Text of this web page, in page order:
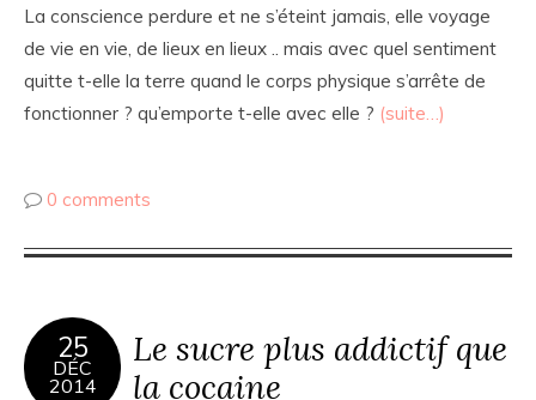
La conscience perdure et ne s’éteint jamais, elle voyage
de vie en vie, de lieux en lieux .. mais avec quel sentiment
quitte t-elle la terre quand le corps physique s’arrête de
fonctionner ? qu’emporte t-elle avec elle ? (suite…)
0 comments
25
DÉC
2014
Le sucre plus addictif que
la cocaine